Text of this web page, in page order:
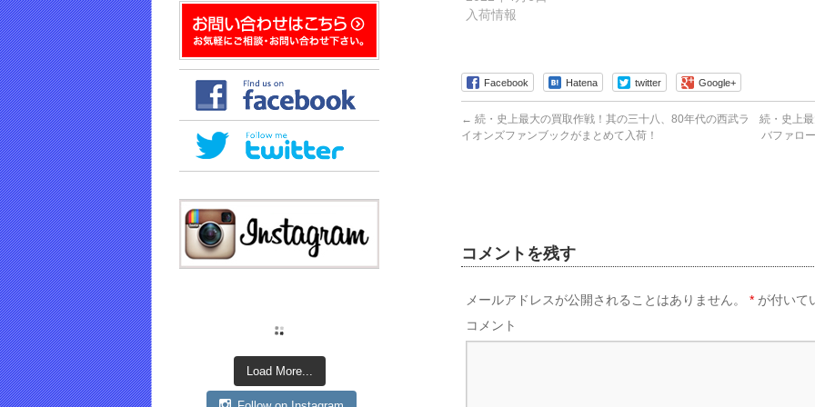
ま
す)
入荷情報
Facebook Hatena twitter Google+
← 続・史上最大の買取作戦！其の三十八、80年代の西武ラ
イオンズファンブックがまとめて入荷！
続・史上
バファロ
コメントを残す
メールアドレスが公開されることはありません。 * が付いて
コメント
ま
す)
Load More...